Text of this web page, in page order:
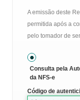
A emissão deste
permitida após a
pelo tomador de
Consulta pela
da NFS-e
Código de